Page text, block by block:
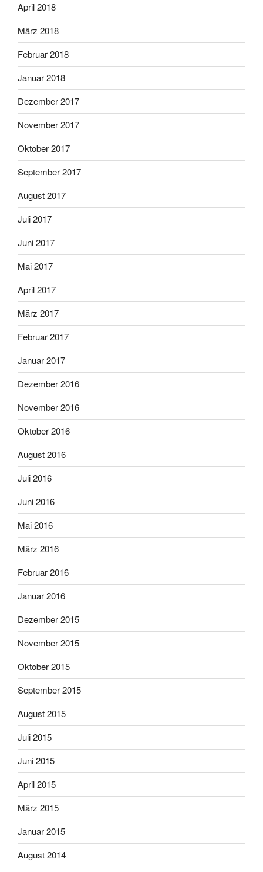
April 2018
März 2018
Februar 2018
Januar 2018
Dezember 2017
November 2017
Oktober 2017
September 2017
August 2017
Juli 2017
Juni 2017
Mai 2017
April 2017
März 2017
Februar 2017
Januar 2017
Dezember 2016
November 2016
Oktober 2016
August 2016
Juli 2016
Juni 2016
Mai 2016
März 2016
Februar 2016
Januar 2016
Dezember 2015
November 2015
Oktober 2015
September 2015
August 2015
Juli 2015
Juni 2015
April 2015
März 2015
Januar 2015
August 2014